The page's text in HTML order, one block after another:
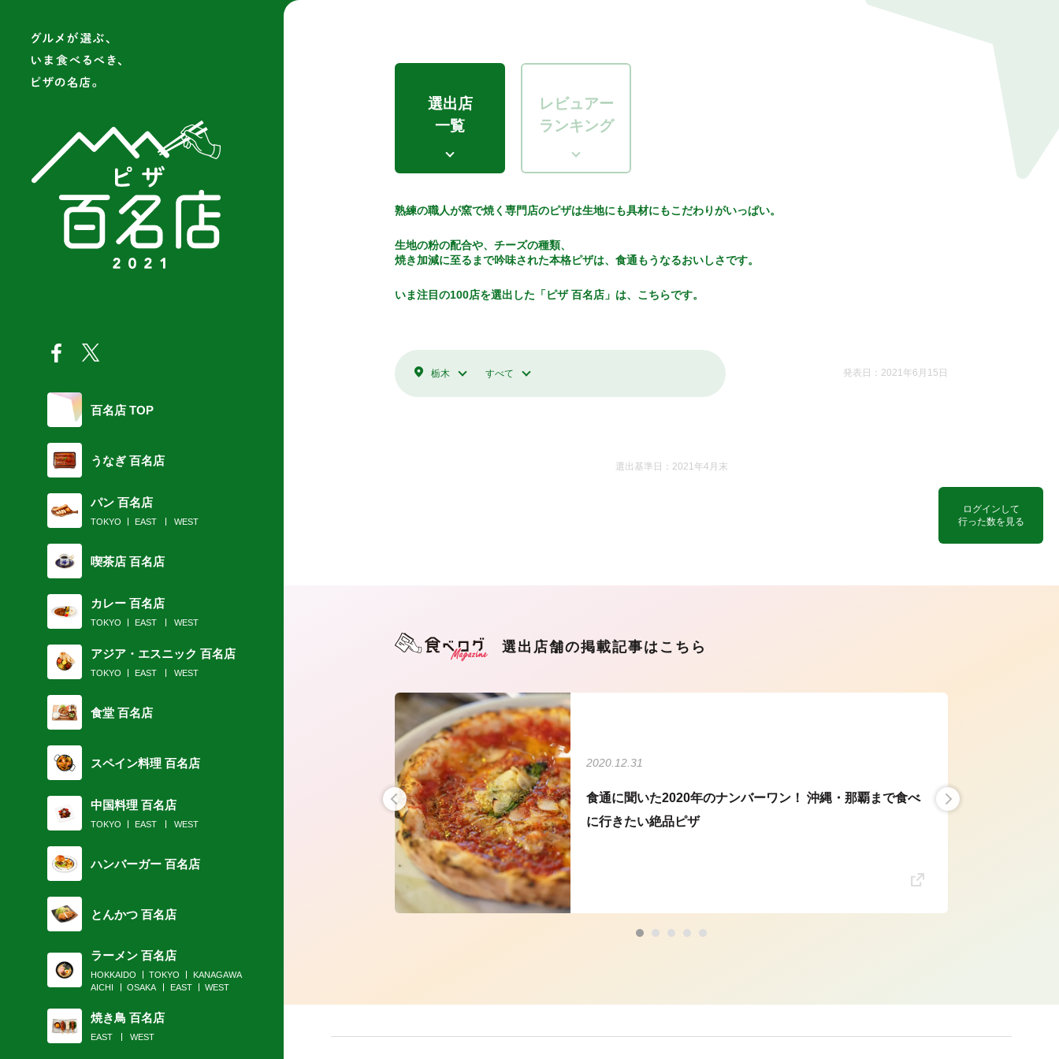
百名店 TOP
うなぎ 百名店
パン 百名店
TOKYO EAST WEST
喫茶店 百名店
カレー 百名店
TOKYO EAST WEST
アジア・エスニック 百名店
TOKYO EAST WEST
食堂 百名店
スペイン料理 百名店
中国料理 百名店
TOKYO EAST WEST
ハンバーガー 百名店
とんかつ 百名店
ラーメン 百名店
HOKKAIDO TOKYO
KANAGAWA
AICHI
OSAKA EAST WEST
焼き鳥 百名店
EAST WEST
選出店
一覧
レビュアー
ランキング
熟練の職人が窯で焼く専門店のピザは生地にも具材にもこだわりがいっぱい。
生地の粉の配合や、チーズの種類、
焼き加減に至るまで吟味された本格ピザは、食通もうなるおいしさです。
いま注目の100店を選出した「ピザ 百名店」は、こちらです。
栃木 すべて 発表日：2021年6月15日
選出基準日：2021年4月末
ログインして
行った数を見る
選出店舗の掲載記事はこちら
2018.08.31
ピッツァマニアが厳選！秋の前に食べたい
夏野菜＆ピリ辛ピッツァ
2020.12.31
食通に聞いた2020年のナンバーワン！ 沖縄・那覇まで食べ
に行きたい絶品ピザ